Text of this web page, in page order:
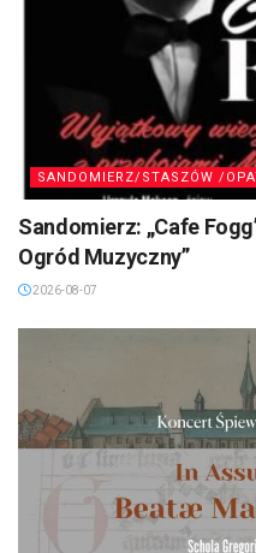
SANDOMIERZ/STASZÓW /
Sandomierz: „Cafe
Ogród Muzyczny”
2026-08-07